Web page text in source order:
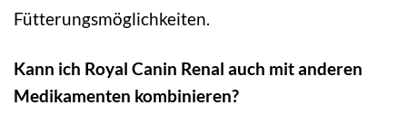
Fütterungsmöglichkeiten.
Kann ich Royal Canin Renal auch mit anderen
Medikamenten kombinieren?